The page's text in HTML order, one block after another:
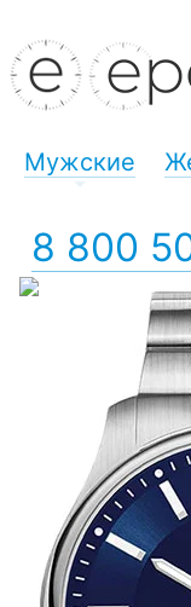
Мужские
8 800